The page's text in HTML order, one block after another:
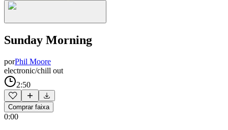
Sunday Morning
porPhil Moore
electronic/chill out
2:50
Comprar faixa
0:00